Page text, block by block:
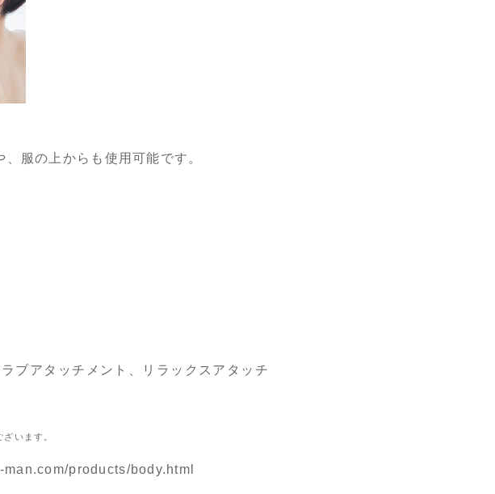
服の上からも使用可能です。
ブアタッチメント、リラックスアタッチ
います。
products/body.html